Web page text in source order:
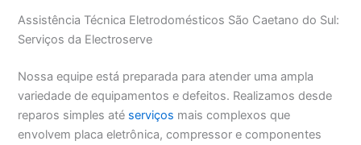
Assistência Técnica Eletrodomésticos São Caetano do Sul:
Serviços da Electroserve
Nossa equipe está preparada para atender uma ampla
variedade de equipamentos e defeitos. Realizamos desde
reparos simples até serviços mais complexos que
envolvem placa eletrônica, compressor e componentes